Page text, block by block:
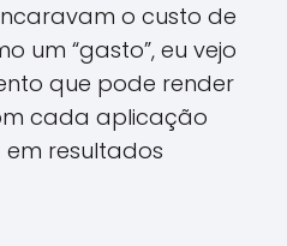
o custo de
um “gasto”, eu vejo
que pode render
cada aplicação
resultados